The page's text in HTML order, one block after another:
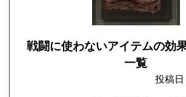
戦闘に使わないアイテムの効
一覧
投稿